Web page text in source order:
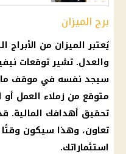
برج الميزان
يُعتبر الميزان من الأبراج
والعدل. تشير توقعات
سيجد نفسه في موقف
متوقع من زملاء العمل
تحقيق أهدافك المالية.
تعاون، وهذا سيكون
استثماراتك.